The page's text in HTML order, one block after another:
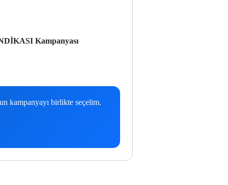
Kampanyası
kampanyayı birlikte seçelim.